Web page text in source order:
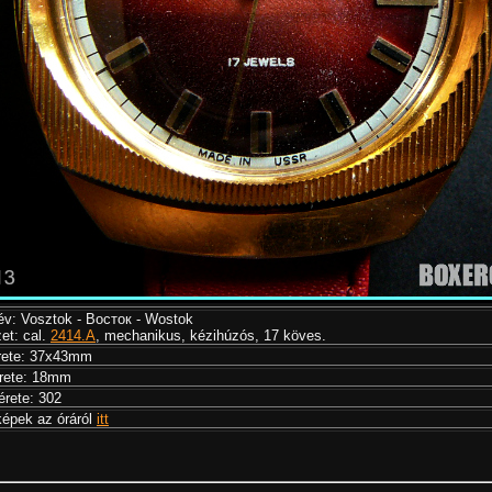
Vosztok - Восток - Wostok
cal. 2414.A, mechanikus, kézihúzós, 17 köves.
37x43mm
18mm
302
az óráról itt